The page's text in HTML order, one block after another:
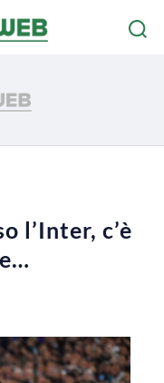
l’Inter, c’è